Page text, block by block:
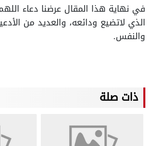
في نهاية هذا المقال عرضنا دعاء
الذي لاتضيع ودائعه، والعديد من
والنفس.
ذات صلة